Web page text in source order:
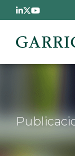
Pasar al contenido